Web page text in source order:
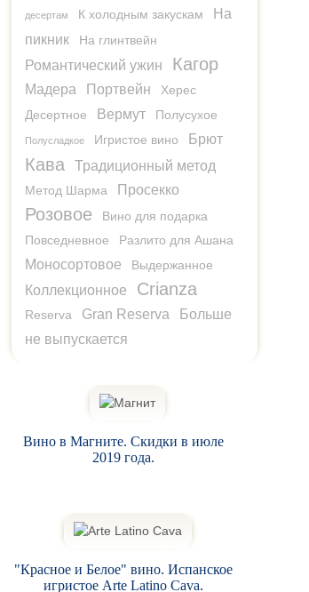
десертам К холодным закускам
На
пикник
На глинтвейн
Романтический ужин Кагор
Мадера Портвейн
Херес
Десертное
Вермут Полусухое
Полусладкое Игристое вино Брют
Кава Традиционный метод
Метод Шарма Просекко
Розовое
Вино для подарка
Повседневное
Разлито для Ашана
Моносортовое Выдержанное
Коллекционное Crianza
Reserva Gran Reserva
Больше
не выпускается
Вино в Магните. Скидки в июле
2019 года.
"Красное и Белое" вино. Испанское
игристое Arte Latino Cava.